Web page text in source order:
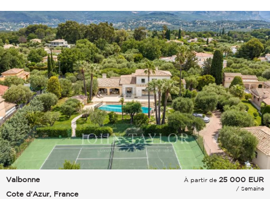
Valbonne
Cote d'Azur, France
À partir de 25 000 EUR
/ Semaine